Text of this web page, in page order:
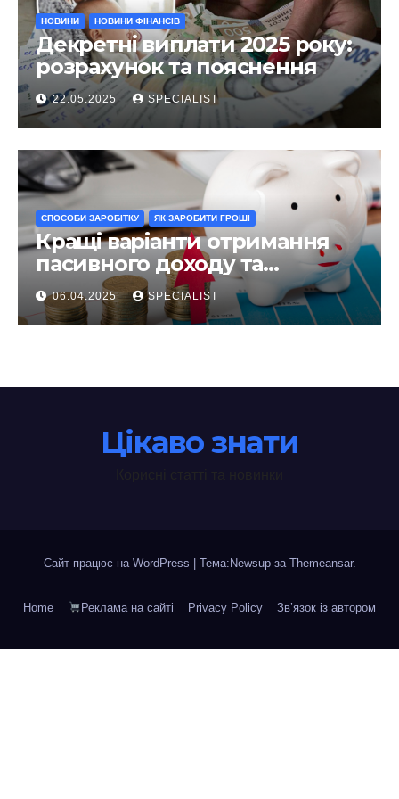
НОВИНИ НОВИНИ ФІНАНСІВ
Декретні виплати 2025 року:
розрахунок та пояснення
22.05.2025 SPECIALIST
СПОСОБИ ЗАРОБІТКУ ЯК ЗАРОБИТИ ГРОШІ
Кращі варіанти отримання
пасивного доходу та
інвестування у 2025 році
06.04.2025 SPECIALIST
Цікаво знати
Сайт працює на WordPress Тема:Newsup за Themeansar.
Home Реклама на сайті Privacy Policy Зв’язок із автором